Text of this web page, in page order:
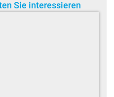
Sie interessieren